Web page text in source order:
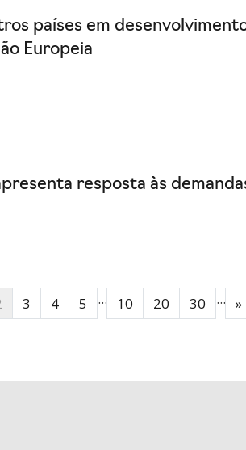
países em
Europeia
resposta às
3 4 5 ... 10 20 30 ... »